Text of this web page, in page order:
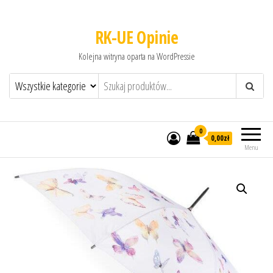
RK-UE Opinie
Kolejna witryna oparta na WordPressie
Menu
0
0,00zł